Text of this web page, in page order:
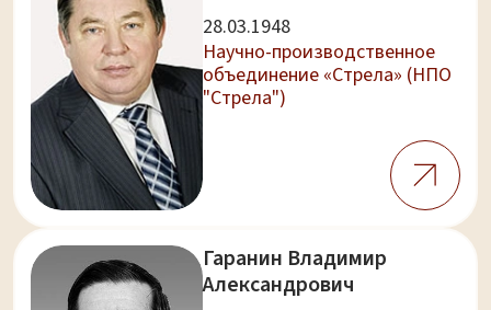
28.03.1948
Научно-производственное
объединение «Стрела» (НПО
"Стрела")
Гаранин Владимир
Александрович